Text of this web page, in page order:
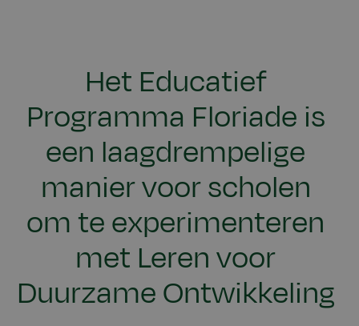
Het Educatief
Programma Floriade is
een laagdrempelige
manier voor scholen
om te experimenteren
met Leren voor
Duurzame Ontwikkeling